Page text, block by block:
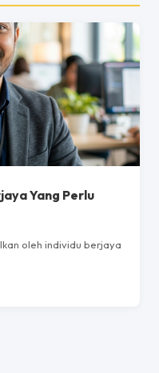
Yang Perlu
oleh individu berjaya